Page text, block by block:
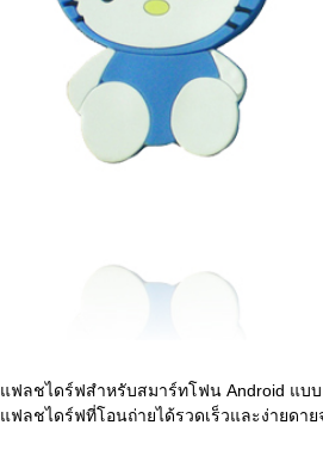
แฟลชไดร์ฟสำหรับสมาร์ทโฟน Android แบ
แฟลชไดร์ฟที่โอนถ่ายได้รวดเร็วและง่ายดา